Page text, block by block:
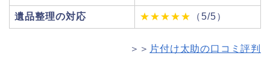
遺品整理の対応 ★★★★★ （5/5）
＞＞ 片付け太助の口コミ評判